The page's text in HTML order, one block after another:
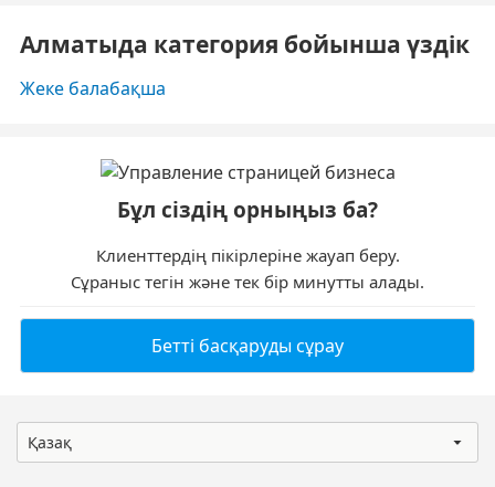
Алматыда категория бойынша үздік
Жеке балабақша
Бұл сіздің орныңыз ба?
Клиенттердің пікірлеріне жауап беру.
Сұраныс тегін және тек бір минутты алады.
Бетті басқаруды сұрау
Қазақ